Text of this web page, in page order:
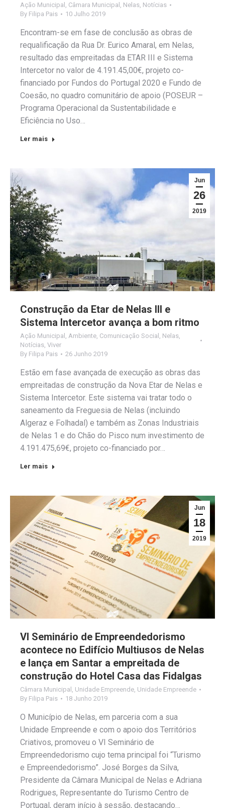
Ação Municipal Câmara Municipal Nelas Notícias
By Filipa Pais 10 Julho 2019
Encontram-se em fase de conclusão as obras de
requalificação da Rua Dr. Eurico Amaral, em Nelas,
resultado das empreitadas da ETAR III e Sistema
Intercetor no valor de 4.191.45,00€, projeto co-
financiado por Fundos do Portugal 2020 e Fundo de
Coesão, no quadro comunitário de apoio (POSEUR –
Programa Operacional da Sustentabilidade e
Eficiência no Uso…
Ler mais
Jun
26
2019
Construção da Etar de Nelas III e
Sistema Intercetor avança a bom ritmo
Ação Municipal Ambiente Comunicação Social Nelas
Notícias Viver
By Filipa Pais 26 Junho 2019
Estão em fase avançada de execução as obras das
empreitadas de construção da Nova Etar de Nelas e
Sistema Intercetor. Este sistema vai tratar todo o
saneamento da Freguesia de Nelas (incluindo
Algeraz e Folhadal) e também as Zonas Industriais
de Nelas 1 e do Chão do Pisco num investimento de
4.191.475,69€, projeto co-financiado por…
Ler mais
Jun
18
2019
VI Seminário de Empreendedorismo
acontece no Edifício Multiusos de Nelas
e lança em Santar a empreitada de
construção do Hotel Casa das Fidalgas
Câmara Municipal , Unidade Empreende, Unidade Empreende
By Filipa Pais 18 Junho 2019
O Município de Nelas, em parceria com a sua
Unidade Empreende e com o apoio dos Territórios
Criativos, promoveu o VI Seminário de
Empreendedorismo cujo tema principal foi “Turismo
e Empreendedorismo”. José Borges da Silva,
Presidente da Câmara Municipal de Nelas e Adriana
Rodrigues, Representante do Turismo Centro de
Portugal, deram início à sessão, destacando…